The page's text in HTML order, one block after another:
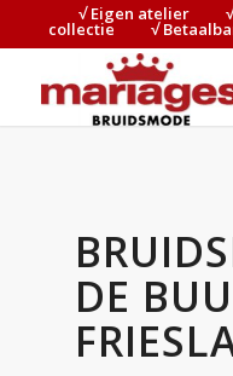
√ Eigen
collectie⠀⠀⠀√
DE